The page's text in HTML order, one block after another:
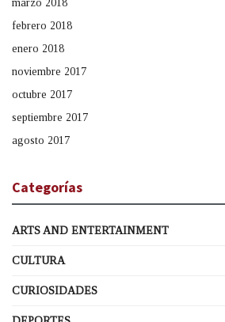
marzo 2018
febrero 2018
enero 2018
noviembre 2017
octubre 2017
septiembre 2017
agosto 2017
Categorías
ARTS AND ENTERTAINMENT
CULTURA
CURIOSIDADES